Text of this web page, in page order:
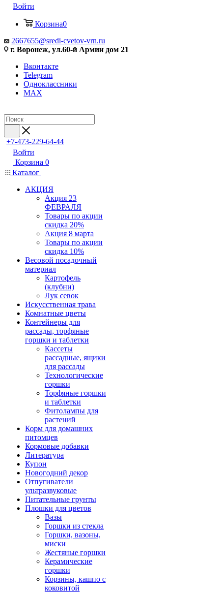
Войти
Корзина0
2667655@sredi-cvetov-vrn.ru
г. Воронеж, ул.60-й Армии дом 21
Вконтакте
Telegram
Одноклассники
MAX
+7-473-229-64-44
Войти
Корзина 0
Каталог
АКЦИЯ
Акция 23
ФЕВРАЛЯ
Товары по акции
скидка 20%
Акция 8 марта
Товары по акции
скидка 10%
Весовой посадочный
материал
Картофель
(клубни)
Лук севок
Искусственная трава
Комнатные цветы
Контейнеры для
рассады, торфяные
горшки и таблетки
Кассеты
рассадные, ящики
для рассады
Технологические
горшки
Торфяные горшки
и таблетки
Фитолампы для
растений
Корм для домашних
питомцев
Кормовые добавки
Литература
Купон
Новогодний декор
Отпугиватели
ультразвуковые
Питательные грунты
Плошки для цветов
Вазы
Горшки из стекла
Горшки, вазоны,
миски
Жестяные горшки
Керамические
горшки
Корзины, кашпо с
коковитой